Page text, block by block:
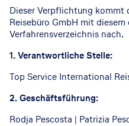
Dieser Verpflichtung kommt
Reisebüro GmbH mit
Verfahrensverzeichnis nach.
1. Verantwortliche Stelle:
Top Service International
2. Geschäftsführung:
Rodja Pescosta | Patrizia